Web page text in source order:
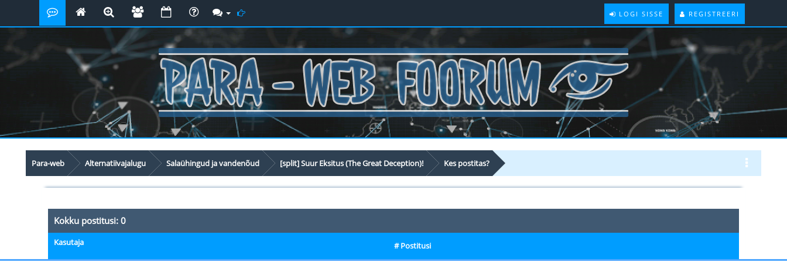
LOGI SISSE REGISTREERI
Para-web Alternatiivajalugu Salaühingud ja vandenõud [split] Suur Eksitus (The Great Deception)! Kes postitas?
Kokku postitusi: 0
Kasutaja # Postitusi